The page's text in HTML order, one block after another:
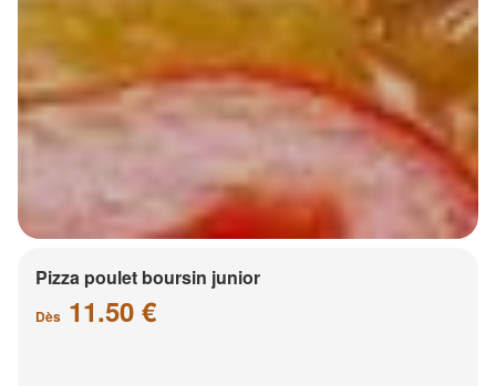
Pizza poulet boursin junior
Dès 11.50 €